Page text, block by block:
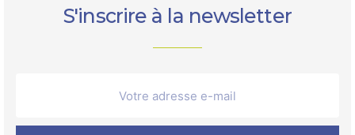
S'inscrire à la newsletter